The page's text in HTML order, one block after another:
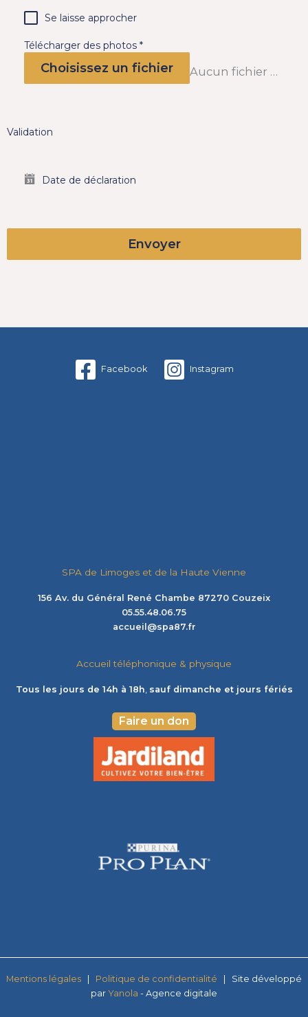
Se laisse approcher
Télécharger des photos *
Choisissez un fichier Aucun fichier sélectionné
Validation
Date de déclaration
Envoyer
Facebook Instagram
SPA de Limoges et de la Haute Vienne
156 Av. du Général René Chambe 87270 Couzeix
05.55.48.06.75
accueil@spa87.fr
Accueil téléphonique & physique
Tous les jours de 14h à 18h, sauf dimanche et jours fériés
Faire un don
Mentions légales Politique de confidentialité | Site développé
par Yanola - Agence digitale